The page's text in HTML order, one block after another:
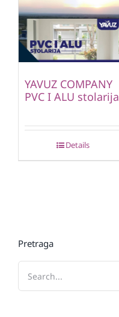
YAVUZ COMPANY
PVC I ALU stolarija
Details
Pretraga